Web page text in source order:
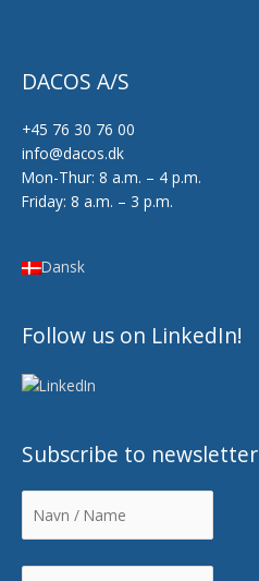
DACOS A/S
+45 76 30 76 00
info@dacos.dk
Mon-Thur: 8 a.m. – 4 p.m.
Friday: 8 a.m. – 3 p.m.
Dansk
Follow us on LinkedIn!
Subscribe to newsletter